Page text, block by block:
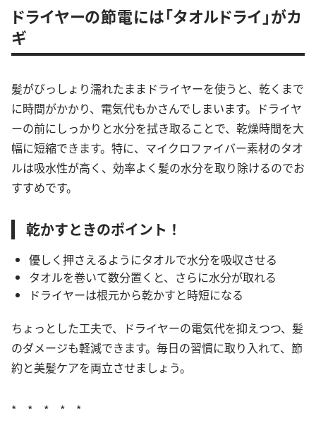
ドライヤーの節電には「タオルドライ」がカ
ギ
髪がびっしょり濡れたままドライヤーを使うと、乾くまで
に時間がかかり、電気代もかさんでしまいます。ドライヤ
ーの前にしっかりと水分を拭き取ることで、乾燥時間を大
幅に短縮できます。特に、マイクロファイバー素材のタオ
ルは吸水性が高く、効率よく髪の水分を取り除けるのでお
すすめです。
乾かすときのポイント！
優しく押さえるようにタオルで水分を吸収させる
タオルを巻いて数分置くと、さらに水分が取れる
ドライヤーは根元から乾かすと時短になる
ちょっとした工夫で、ドライヤーの電気代を抑えつつ、髪
のダメージも軽減できます。毎日の習慣に取り入れて、節
約と美髪ケアを両立させましょう。
* * * * *